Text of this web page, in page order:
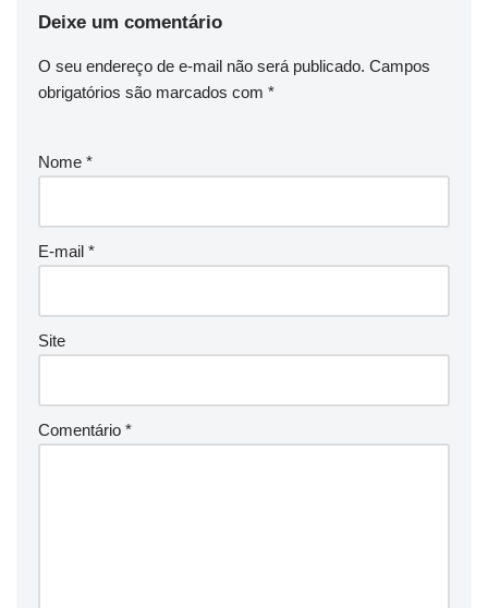
Deixe um comentário
O seu endereço de e-mail não será publicado. Campos
obrigatórios são marcados com *
Nome *
E-mail *
Site
Comentário *